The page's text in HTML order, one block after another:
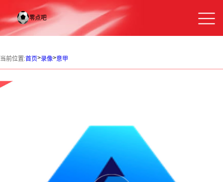
当前位置:首页>录像>意甲